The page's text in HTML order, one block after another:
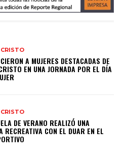
A MUJERES DESTACADAS DE
EN UNA JORNADA POR EL DÍA
DE VERANO REALIZÓ UNA
RECREATIVA CON EL DUAR EN EL